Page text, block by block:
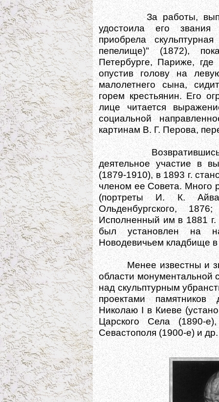
За работы,
удостоила его звания
приобрела
пепелище)" (1872),
Петербурге, Париже,
опустив голову на
малолетнего сына,
горем крестьянин. Его
лице читается
социальной
картинам В. Г. Перова,
Возвратившись из
деятельное участие в
(1879-1910), в 1893 г.
членом ее Совета. Много
(портреты И. К.
Ольденбургского,
Исполненный им в 1881
был установлен на
Новодевичьем кладбище в
Менее известны и
области монументальной
над скульптурным
проектами
Николаю I в Киеве
Царского Села (1890-
Севастополя (1900-е) и др.